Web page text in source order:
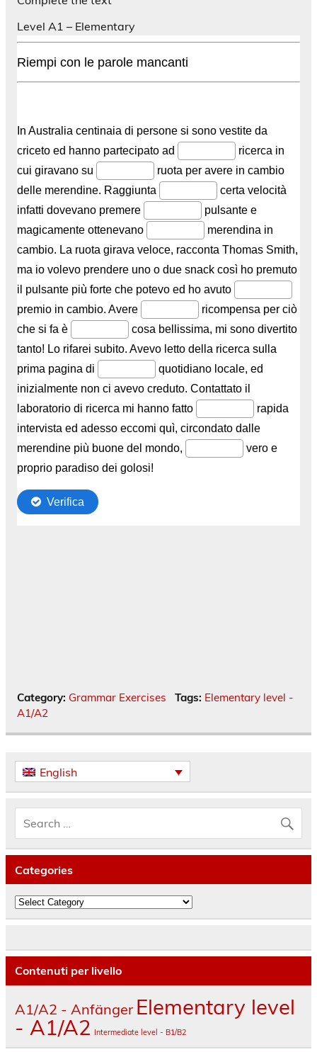
Level A1 – Elementary
Category: Grammar Exercises Tags: Elementary level -
A1/A2
English
Categories
Categories
Contenuti per livello
A1/A2 - Anfänger Elementary level
- A1/A2 Intermediate level - B1/B2